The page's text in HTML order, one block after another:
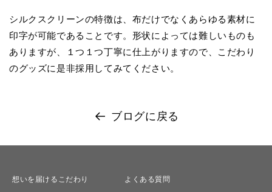
シルクスクリーンの特徴は、布だけでなくあらゆる素材に
印字が可能であることです。形状によっては難しいものも
ありますが、１つ１つ丁寧に仕上がりますので、こだわり
のグッズに是非採用してみてください。
ブログに戻る
想いを届けるこだわり よくある質問